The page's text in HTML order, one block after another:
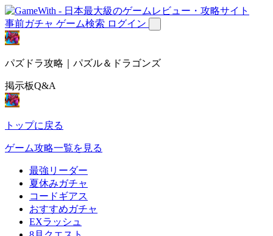
事前ガチャ ゲーム検索 ログイン
パズドラ攻略｜パズル＆ドラゴンズ
掲示板Q&A
トップに戻る
ゲーム攻略一覧を見る
最強リーダー
夏休みガチャ
コードギアス
おすすめガチャ
EXラッシュ